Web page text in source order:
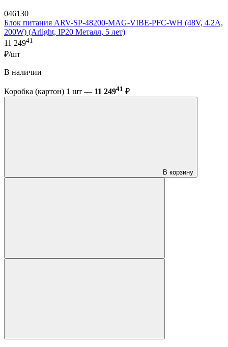
046130
Блок питания ARV-SP-48200-MAG-VIBE-PFC-WH (48V, 4.2A,
200W) (Arlight, IP20 Металл, 5 лет)
11 24941
₽/шт
В наличии
Коробка (картон) 1 шт — 11 24941 ₽
В корзину